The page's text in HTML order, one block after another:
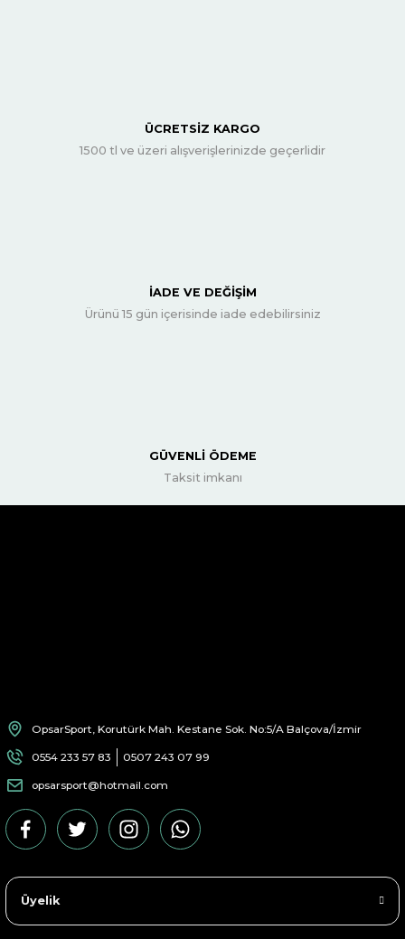
ÜCRETSİZ KARGO
1500 tl ve üzeri alışverişlerinizde geçerlidir
İADE VE DEĞİŞİM
Ürünü 15 gün içerisinde iade edebilirsiniz
GÜVENLİ ÖDEME
Taksit imkanı
OpsarSport, Korutürk Mah. Kestane Sok. No:5/A Balçova/İzmir
0554 233 57 83 0507 243 07 99
opsarsport@hotmail.com
Üyelik